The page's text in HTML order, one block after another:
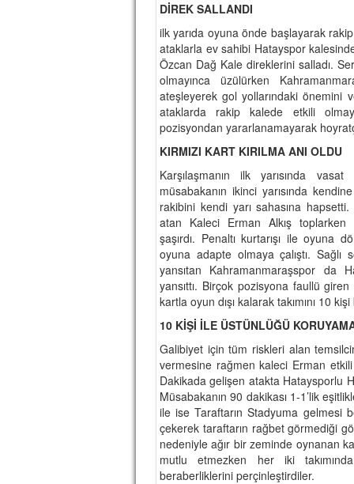
DİREK SALLANDI
ilk yarıda oyuna önde başlayarak
ataklarla ev sahibi Hatayspor
Özcan Dağ Kale direklerini salladı.
olmayınca üzülürken
ateşleyerek gol yollarındaki önemini ve
ataklarda rakip kalede etkili
pozisyondan yararlanamayarak
KIRMIZI KART KIRILMA ANI OLDU
Karşılaşmanın ilk yarısında
müsabakanın ikinci yarısında
rakibini kendi yarı sahasına hapsetti.
atan Kaleci Erman Alkış toplarken
şaşırdı. Penaltı kurtarışı ile oyuna
oyuna adapte olmaya çalıştı.
yansıtan Kahramanmaraşspor da
yansıttı. Birçok pozisyona faullü
kartla oyun dışı kalarak takımını 10
10 KİŞİ İLE ÜSTÜNLÜĞÜ
Galibiyet için tüm riskleri alan
vermesine rağmen kaleci Erman
Dakikada gelişen atakta Hataysporlu
Müsabakanın 90 dakikası 1-1’lik
ile ise Taraftarın Stadyuma gelmesi
çekerek taraftarın rağbet görmediği
nedeniyle ağır bir zeminde oynanan
mutlu etmezken her iki
beraberliklerini perçinleştirdiler.